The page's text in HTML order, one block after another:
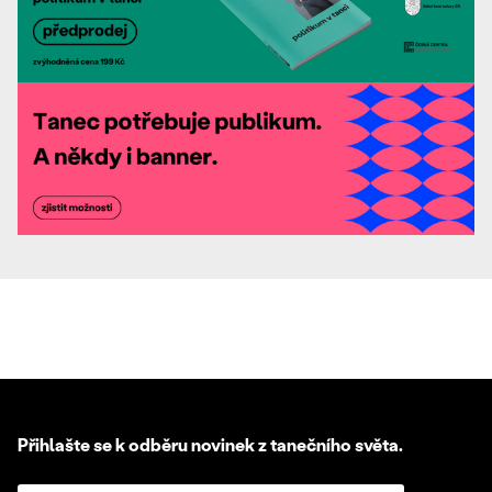
Přihlašte se k odběru novinek z tanečního světa.